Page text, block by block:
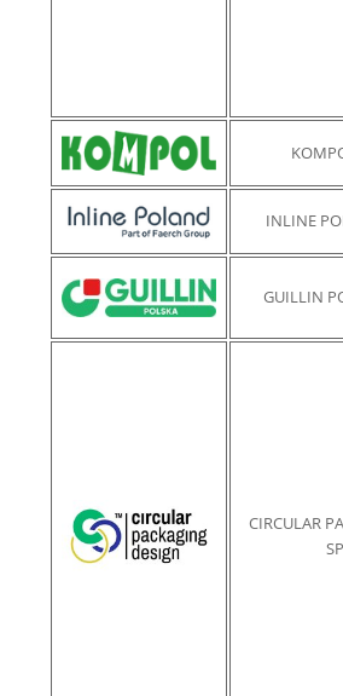
INLINE
GUILLIN
CIRCULAR